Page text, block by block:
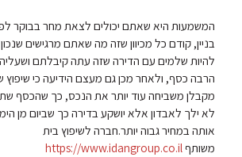
המשמעות היא שאתם יכולים לצאת מחר בבוקר
בניין, קודם כל מכיוון שזה מה שאתם מרגישים
להיות שלמים עם הדירה שזה עתה קיבלתם
הרבה כסף, ולאחר מכן גם מעצם הידיעה כי
מקבלן משביחה עוד יותר את הנכס, כך שהכסף
לא ילך לאבדון אלא יושקע בדירה כך שביום מן
אותה במחיר גבוה יותר.חברה לשיפוץ בית
משותף